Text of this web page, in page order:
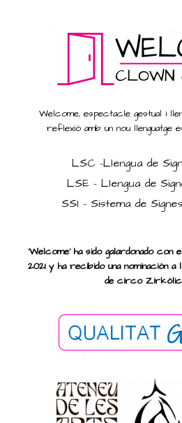
Welcome, espectacle gestual i
reflexió amb un nou llenguatge
LSC -Llengua de
LSE - Llengua de
SSI - Sistema de
'Welcome' ha sido galardonado con
2021 y ha recibido una nominación
de circo